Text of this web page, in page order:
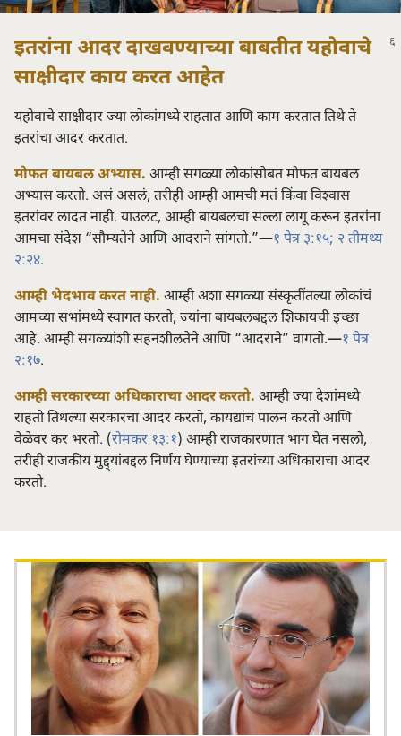
इतरांना आदर दाखवण्याच्या बाबतीत यहोवाचे
साक्षीदार काय करत आहेत
यहोवाचे साक्षीदार ज्या लोकांमध्ये राहतात आणि काम करतात तिथे ते
इतरांचा आदर करतात.
मोफत बायबल अभ्यास. आम्ही सगळ्या लोकांसोबत मोफत बायबल
अभ्यास करतो. असं असलं, तरीही आम्ही आमची मतं किंवा विश्‍वास
इतरांवर लादत नाही. याउलट, आम्ही बायबलचा सल्ला लागू करून इतरांना
आमचा संदेश “सौम्यतेने आणि आदराने सांगतो.”—१ पेत्र ३:१५; २ तीमथ्य
२:२४.
आम्ही भेदभाव करत नाही. आम्ही अशा सगळ्या संस्कृतींतल्या लोकांचं
आमच्या सभांमध्ये स्वागत करतो, ज्यांना बायबलबद्दल शिकायची इच्छा
आहे. आम्ही सगळ्यांशी सहनशीलतेने आणि “आदराने” वागतो.—१ पेत्र
२:१७.
आम्ही सरकारच्या अधिकाराचा आदर करतो. आम्ही ज्या देशांमध्ये
राहतो तिथल्या सरकारचा आदर करतो, कायद्यांचं पालन करतो आणि
वेळेवर कर भरतो. (रोमकर १३:१) आम्ही राजकारणात भाग घेत नसलो,
तरीही राजकीय मुद्द्‌यांबद्दल निर्णय घेण्याच्या इतरांच्या अधिकाराचा आदर
करतो.